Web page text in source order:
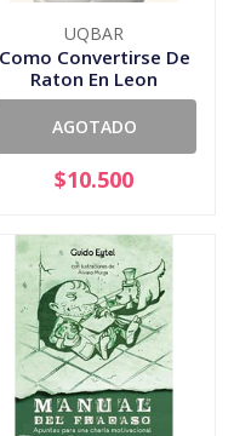
UQBAR
Como Convertirse De
Raton En Leon
AGOTADO
$10.500